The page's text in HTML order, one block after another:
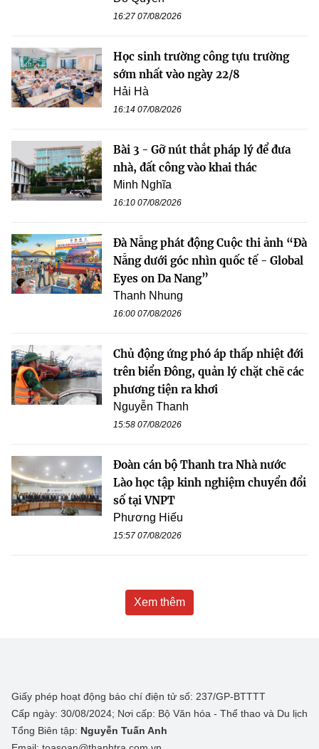
16:27 07/08/2026
Học sinh trường công tựu trường
sớm nhất vào ngày 22/8
Hải Hà
16:14 07/08/2026
Bài 3 - Gỡ nút thắt pháp lý để đưa
nhà, đất công vào khai thác
Minh Nghĩa
16:10 07/08/2026
Đà Nẵng phát động Cuộc thi ảnh “Đà
Nẵng dưới góc nhìn quốc tế - Global
Eyes on Da Nang”
Thanh Nhung
16:00 07/08/2026
Chủ động ứng phó áp thấp nhiệt đới
trên biển Đông, quản lý chặt chẽ các
phương tiện ra khơi
Nguyễn Thanh
15:58 07/08/2026
Đoàn cán bộ Thanh tra Nhà nước
Lào học tập kinh nghiệm chuyển đổi
số tại VNPT
Phương Hiếu
15:57 07/08/2026
Xem thêm
Giấy phép hoạt động báo chí điện tử số: 237/GP-BTTTT
Cấp ngày: 30/08/2024; Nơi cấp: Bộ Văn hóa - Thể thao và Du lịch
Tổng Biên tập: Nguyễn Tuấn Anh